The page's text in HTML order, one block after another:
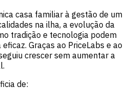
casa familiar à gestão de um
na ilha, a evolução da
tradição e tecnologia podem
Graças ao PriceLabs e ao
crescer sem aumentar a
de: